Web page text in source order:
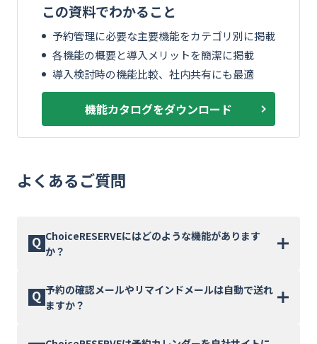
この資料でわかること
予約管理に必要な主要機能をカテゴリ別に掲載
各機能の概要と導入メリットを簡潔に掲載
導入検討時の機能比較、社内共有にも最適
機能カタログをダウンロード
よくあるご質問
ChoiceRESERVEにはどのような機能があります
か？
予約サイトの準備、予約メニュー設定、予約受付・管
理、メール通知・配信、会員・顧客管理、複数拠点の
リにわたる豊富な機能を備えています。開発不要で、
予約の確認メールやリマインドメールは自動で送れ
ますか？